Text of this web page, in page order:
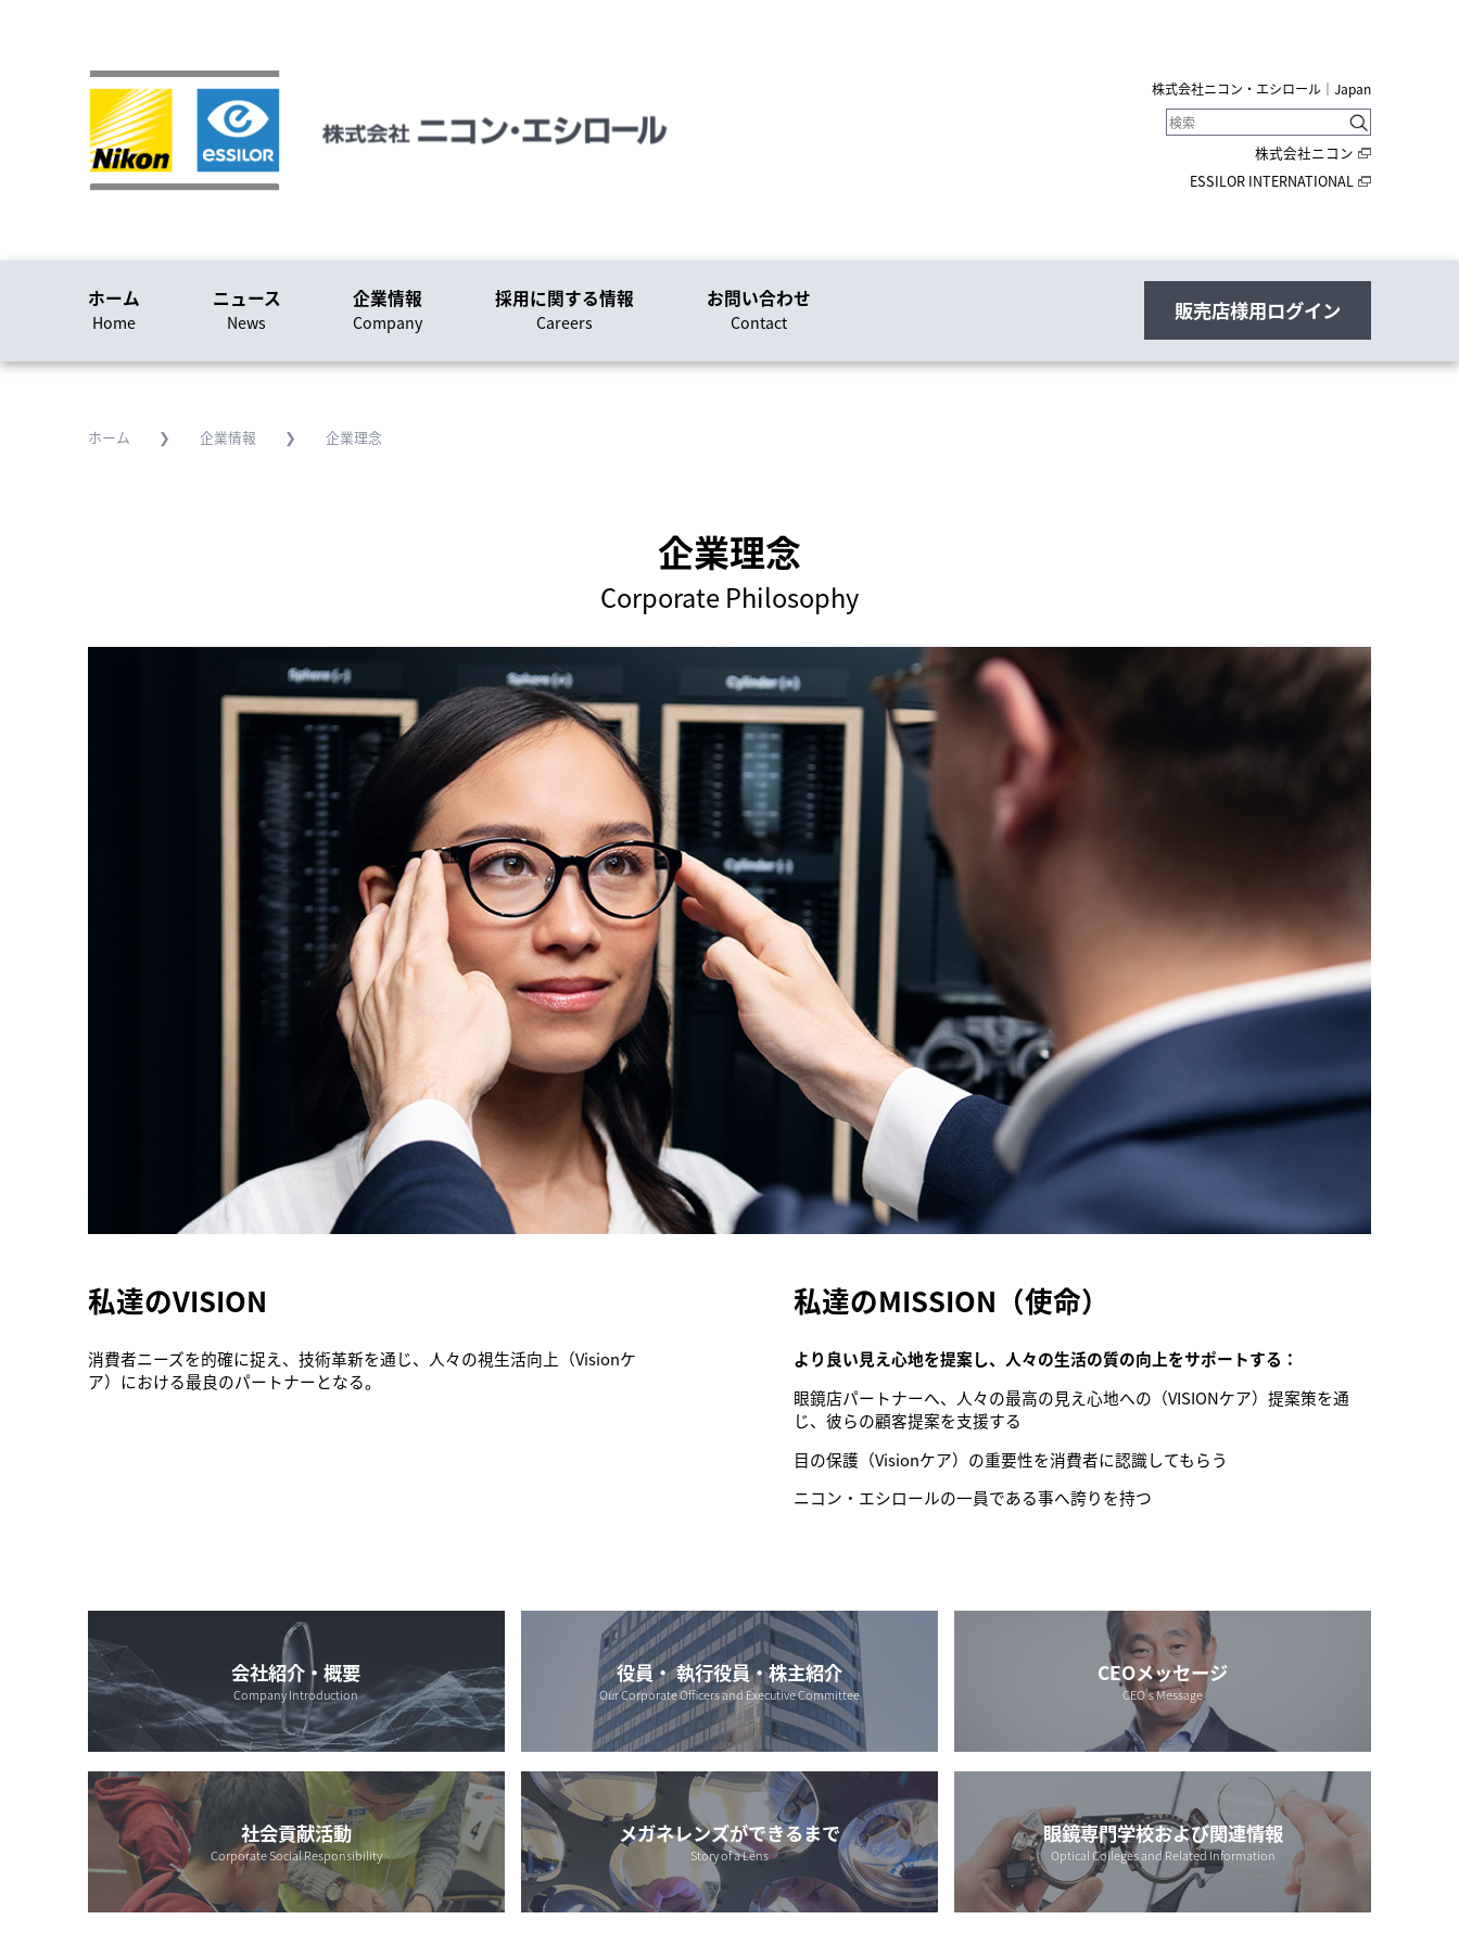
株式会社ニコン・エシロール｜Japan
株式会社ニコン
ESSILOR INTERNATIONAL
ホーム
Home
ニュース
News
企業情報
Company
採用に関する情報
Careers
お問い合わせ
Contact 販売店様用ログイン
ホーム ❯ 企業情報 ❯ 企業理念
企業理念
Corporate Philosophy
私達のVISION
消費者ニーズを的確に捉え、技術革新を通じ、人々の視生活向上（Visionケ
ア）における最良のパートナーとなる。
私達のMISSION（使命）
より良い見え心地を提案し、人々の生活の質の向上をサポートする：
眼鏡店パートナーへ、人々の最高の見え心地への（VISIONケア）提案策を通
じ、彼らの顧客提案を支援する
目の保護（Visionケア）の重要性を消費者に認識してもらう
ニコン・エシロールの一員である事へ誇りを持つ
会社紹介・概要
Company Introduction
役員・ 執行役員・株主紹介
Our Corporate Officers and Executive Committee
CEOメッセージ
CEO’s Message
社会貢献活動
Corporate Social Responsibility
メガネレンズができるまで
Story of a Lens
眼鏡専門学校および関連情報
Optical Colleges and Related Information